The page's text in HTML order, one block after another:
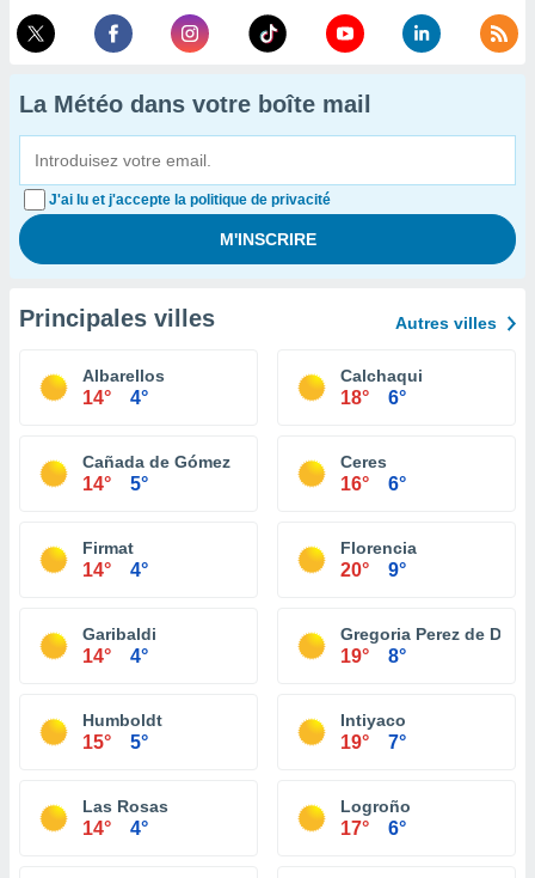
La Météo dans votre boîte mail
J'ai lu et j'accepte la politique de privacité
Principales villes Autres villes
Albarellos
14° 4°
Calchaqui
18° 6°
Cañada de Gómez
14° 5°
Ceres
16° 6°
Firmat
14° 4°
Florencia
20° 9°
Garibaldi
14° 4°
Gregoria Perez de Denis
19° 8°
Humboldt
15° 5°
Intiyaco
19° 7°
Las Rosas
14° 4°
Logroño
17° 6°